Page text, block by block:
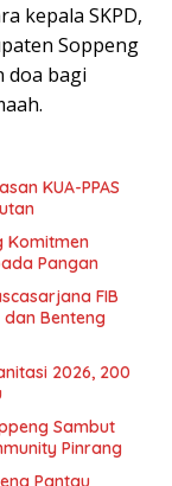
kepala SKPD,
Soppeng
doa bagi
KUA-PPAS
Komitmen
Pangan
FIB
Benteng
2026, 200
Sambut
Pinrang
Pantau